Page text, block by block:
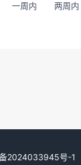
一周内 两周内
2024033945号-1